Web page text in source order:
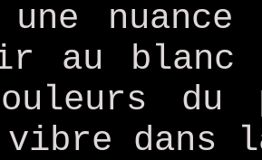
une
au blanc
du
dans